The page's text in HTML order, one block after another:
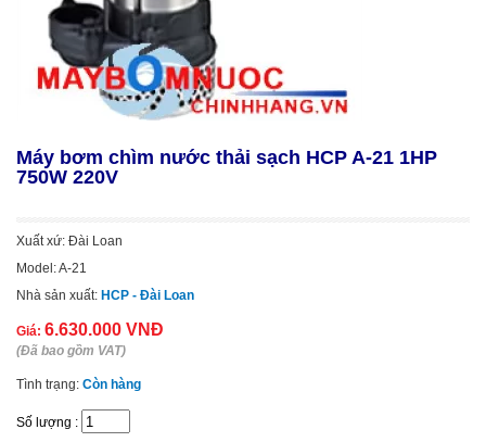
Máy bơm chìm nước thải sạch HCP A-21 1HP
750W 220V
Xuất xứ: Đài Loan
Model: A-21
Nhà sản xuất: HCP - Đài Loan
Giá: 6.630.000 VNĐ
(Đã bao gồm VAT)
Tình trạng: Còn hàng
Số lượng :